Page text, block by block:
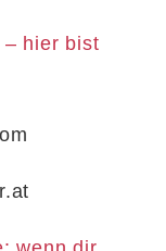
– hier bist